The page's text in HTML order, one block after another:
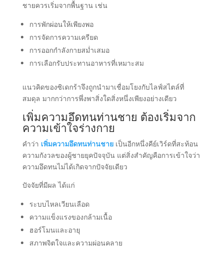
ชายควรเริ่มจากพื้นฐาน เช่น
การพักผ่อนให้เพียงพอ
การจัดการความเครียด
การออกกำลังกายสม่ำเสมอ
การเลือกรับประทานอาหารที่เหมาะสม
แนวคิดของซิเดกร้าจึงถูกนำมาเชื่อมโยงกับไลฟ์สไตล์ที่
สมดุล มากกว่าการพึ่งพาสิ่งใดสิ่งหนึ่งเพียงอย่างเดียว
เพิ่มความอึดทนท่านชาย ต้องเริ่มจาก
ความเข้าใจร่างกาย
คำว่า เพิ่มความอึดทนท่านชายเป็นอีกหนึ่งคีย์เวิร์ดที่สะท้อน
ความกังวลของผู้ชายยุคปัจจุบัน แต่สิ่งสำคัญคือการเข้าใจว่า
ความอึดทนไม่ได้เกิดจากปัจจัยเดียว
ปัจจัยที่มีผล ได้แก่
ระบบไหลเวียนเลือด
ความแข็งแรงของกล้ามเนื้อ
ฮอร์โมนและอายุ
สภาพจิตใจและความผ่อนคลาย